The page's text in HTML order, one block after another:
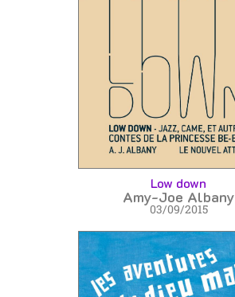
Low down
Amy-Joe Albany
03/09/2015